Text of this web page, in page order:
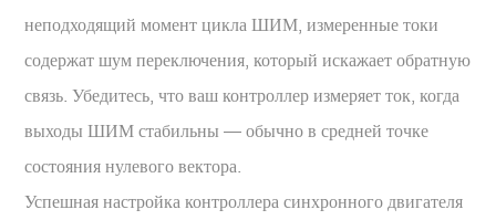
неподходящий момент цикла ШИМ, измеренные токи
содержат шум переключения, который искажает обратную
связь. Убедитесь, что ваш контроллер измеряет ток, когда
выходы ШИМ стабильны — обычно в средней точке
состояния нулевого вектора.
Успешная настройка контроллера синхронного двигателя